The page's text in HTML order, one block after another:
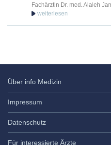
+49 351 485 27 170
Dr. med.
Fachärztin Dr. med. Alaleh
Über info Medizin
Impressum
Datenschutz
Für interessierte Ärzte